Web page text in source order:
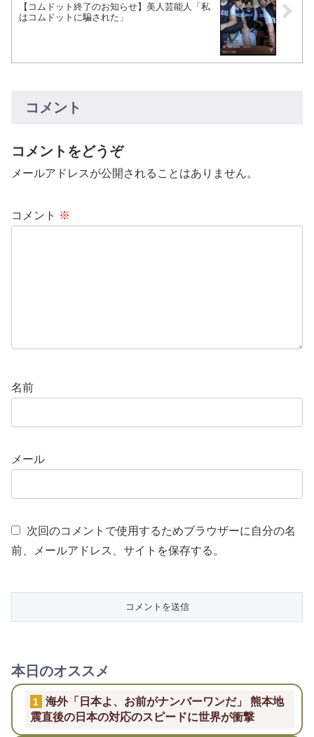
【コムドット終了のお知らせ】美人芸能人「私
はコムドットに騙された」
コメント
コメントをどうぞ
メールアドレスが公開されることはありません。
コメント ※
名前
メール
次回のコメントで使用するためブラウザーに自分の名
前、メールアドレス、サイトを保存する。
本日のオススメ
1
海外「日本よ、お前がナンバーワンだ」 熊本地
震直後の日本の対応のスピードに世界が衝撃